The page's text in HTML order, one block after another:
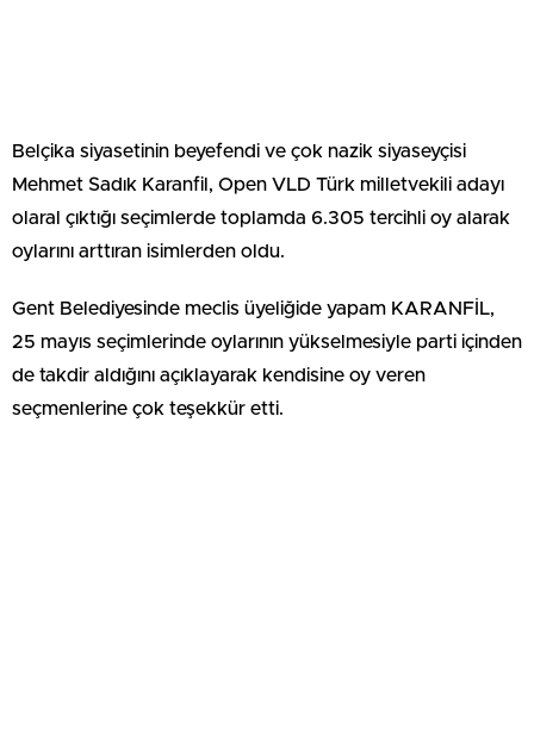
Belçika siyasetinin beyefendi ve çok nazik siyaseyçisi
Mehmet Sadık Karanfil, Open VLD Türk milletvekili adayı
olaral çıktığı seçimlerde toplamda 6.305 tercihli oy alarak
oylarını arttıran isimlerden oldu.
Gent Belediyesinde meclis üyeliğide yapam KARANFİL,
25 mayıs seçimlerinde oylarının yükselmesiyle parti içinden
de takdir aldığını açıklayarak kendisine oy veren
seçmenlerine çok teşekkür etti.